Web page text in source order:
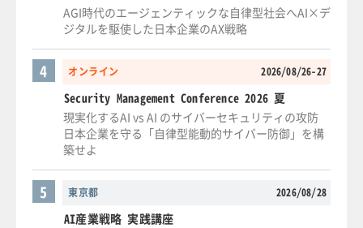
AGI時代のエージェンティックな自律型社会へAI×デ
ジタルを駆使した日本企業のAX戦略
オンライン 2026/08/26-27
4
Security Management Conference 2026 夏
現実化するAI vs AI のサイバーセキュリティの攻防
日本企業を守る「自律型能動的サイバー防御」を構
築せよ
東京都 2026/08/28
5
AI産業戦略 実践講座